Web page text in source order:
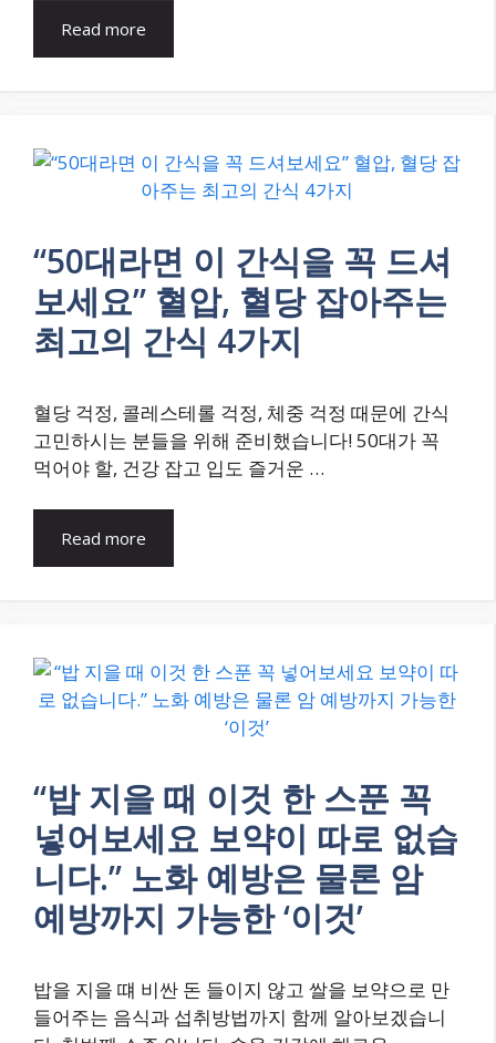
Read more
“50대라면 이 간식을 꼭 드셔
보세요” 혈압, 혈당 잡아주는
최고의 간식 4가지
혈당 걱정, 콜레스테롤 걱정, 체중 걱정 때문에 간식
고민하시는 분들을 위해 준비했습니다! 50대가 꼭
먹어야 할, 건강 잡고 입도 즐거운 …
Read more
“밥 지을 때 이것 한 스푼 꼭
넣어보세요 보약이 따로 없습
니다.” 노화 예방은 물론 암
예방까지 가능한 ‘이것’
밥을 지을 떄 비싼 돈 들이지 않고 쌀을 보약으로 만
들어주는 음식과 섭취방법까지 함께 알아보겠습니